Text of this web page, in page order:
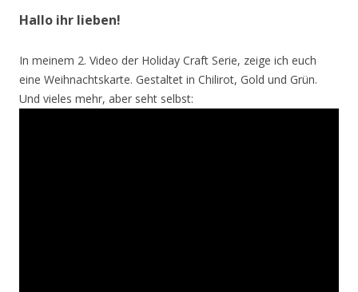
Hallo ihr lieben!
In meinem 2. Video der Holiday Craft Serie, zeige ich euch
eine Weihnachtskarte. Gestaltet in Chilirot, Gold und Grün.
Und vieles mehr, aber seht selbst: